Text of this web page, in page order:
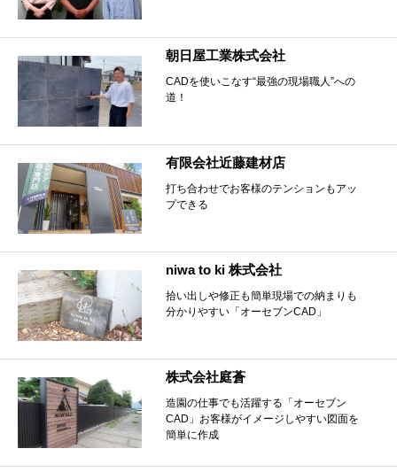
朝日屋工業株式会社
CADを使いこなす“最強の現場職人”への
道！
有限会社近藤建材店
打ち合わせでお客様のテンションもアッ
プできる
niwa to ki 株式会社
拾い出しや修正も簡単現場での納まりも
分かりやすい「オーセブンCAD」
株式会社庭蒼
造園の仕事でも活躍する「オーセブン
CAD」お客様がイメージしやすい図面を
簡単に作成